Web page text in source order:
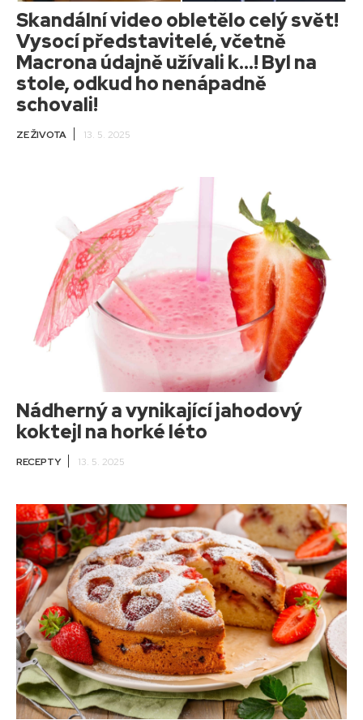
Skandální video obletělo celý svět!
Vysocí představitelé, včetně
Macrona údajně užívali k…! Byl na
stole, odkud ho nenápadně
schovali!
ZE ŽIVOTA 13. 5. 2025
Nádherný a vynikající jahodový
koktejl na horké léto
RECEPTY 13. 5. 2025